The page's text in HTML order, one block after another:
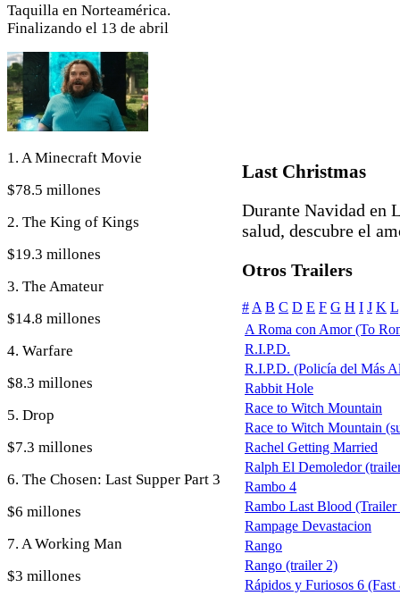
Taquilla en Norteamérica.
Finalizando el 13 de abril
1. A Minecraft Movie
$78.5 millones
2. The King of Kings
$19.3 millones
3. The Amateur
$14.8 millones
4. Warfare
$8.3 millones
5. Drop
$7.3 millones
6. The Chosen: Last Supper Part 3
$6 millones
7. A Working Man
$3 millones
Last Christmas
Durante Navidad en
salud, descubre el
Otros Trailers
# A B C D E F G H I J K L
A Roma con Amor (To
R.I.P.D.
R.I.P.D. (Policía del Más
Rabbit Hole
Race to Witch Mountain
Race to Witch Mountain
Rachel Getting Married
Ralph El Demoledor
Rambo 4
Rambo Last Blood (Trailer
Rampage Devastacion
Rango
Rango (trailer 2)
Rápidos y Furiosos 6